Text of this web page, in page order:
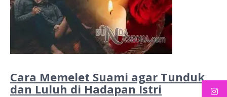
Cara Memelet Suami agar Tunduk
dan Luluh di Hadapan Istri